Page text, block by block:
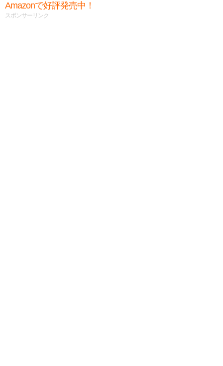
Amazonで好評発売中！
スポンサーリンク